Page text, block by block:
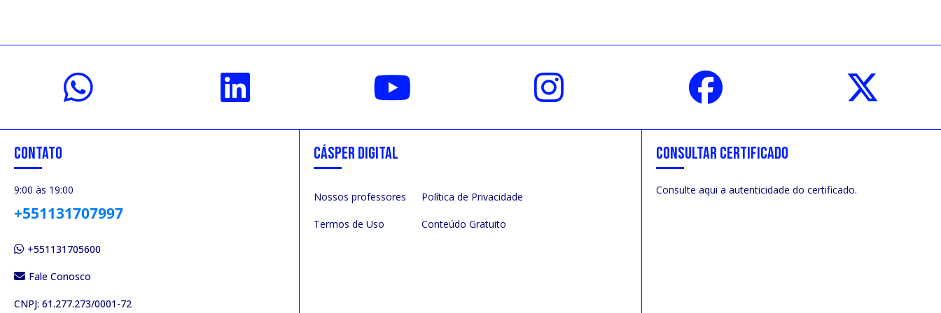
CONTATO
9:00 às 19:00
+551131707997
+551131705600
Fale Conosco
CNPJ: 61.277.273/0001-72
CÁSPER DIGITAL
Nossos professores
Termos de Uso
Política de Privacidade
Conteúdo Gratuito
CONSULTAR CERTIFICADO
Consulte aqui a autenticidade do certificado.